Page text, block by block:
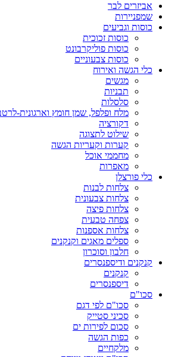
אביזרים לבר
שמפניירות
כוסות וגביעים
כוסות זכוכית
כוסות פוליקרבונט
כוסות צבעוניים
כלי הגשה ואירוח
מגשים
תבניות
סלסלות
מלח ופלפל, שמן חומץ וארגונית-
דקורציה
שילוט לתצוגה
קערות וקעריות הגשה
מחממי אוכל
מאפרות
כלי פורצלן
צלחות לבנות
צלחות צבעונית
צלחות פיצה
צפחה טבעית
צלחות אספנות
ספלים מאגים וקנקנים
חלבון וסוכרון
קנקנים ודיספנסרים
קנקנים
דיספנסרים
סכו"ם
סכו"ם לפי דגם
סכיני סטייק
סכום לפירות ים
כפות הגשה
מלקחיים